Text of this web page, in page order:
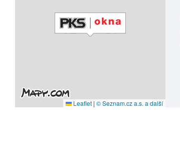
Leaflet | © Seznam.cz a.s. a další